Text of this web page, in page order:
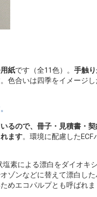
紙です（全11色）。 手触
色合いは四季をイメージ
るので、冊子・見積書・契
ます。環境に配慮したECF
素による漂白をダイオキ
ゾンなどに替えて漂白した
めエコパルプとも呼ばれま